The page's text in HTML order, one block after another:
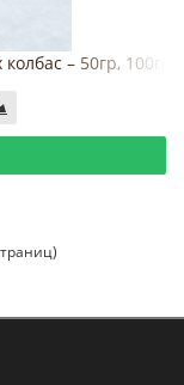
– 50гр, 100гр.